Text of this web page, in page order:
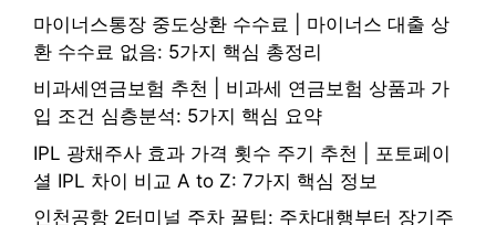
마이너스통장 중도상환 수수료 | 마이너스 대출 상
환 수수료 없음: 5가지 핵심 총정리
비과세연금보험 추천 | 비과세 연금보험 상품과 가
입 조건 심층분석: 5가지 핵심 요약
IPL 광채주사 효과 가격 횟수 주기 추천 | 포토페이
셜 IPL 차이 비교 A to Z: 7가지 핵심 정보
인천공항 2터미널 주차 꿀팁: 주차대행부터 장기주